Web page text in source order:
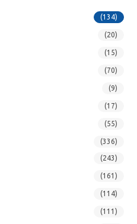
(134)
(20)
(15)
(70)
(9)
(17)
(55)
(336)
(243)
(161)
(114)
(111)